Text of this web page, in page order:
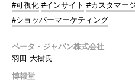
#可視化 #インサイト #カスタマー
#ショッパーマーケティング
ベータ・ジャパン株式会社
羽田 大樹氏
博報堂